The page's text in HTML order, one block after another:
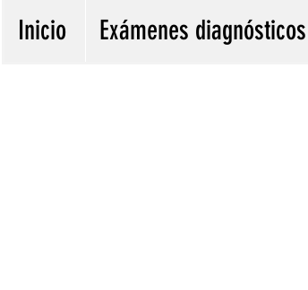
Inicio Exámenes diagnósticos